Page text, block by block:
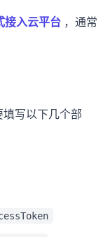
接入云平台 ，通常
写以下几个部